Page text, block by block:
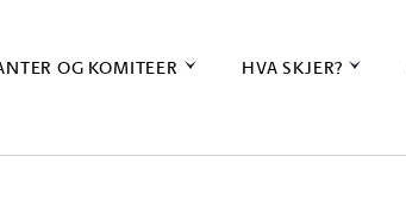
OG KOMITEER HVA SKJER?